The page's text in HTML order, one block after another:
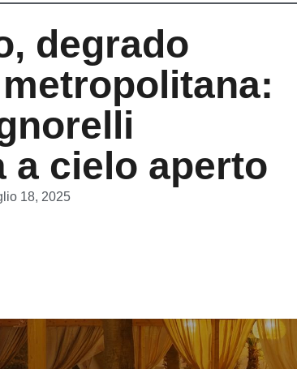
degrado
a cielo aperto
18, 2025